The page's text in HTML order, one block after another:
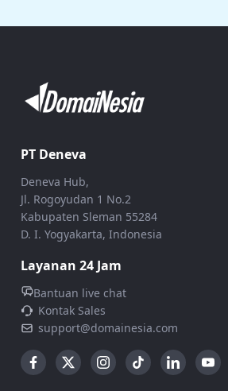
PT Deneva
Deneva Hub,
Jl. Rogoyudan 1 No.2
Kabupaten Sleman 55284
D. I. Yogyakarta, Indonesia
Layanan 24 Jam
Bantuan live chat
Kontak Sales
support@domainesia.com